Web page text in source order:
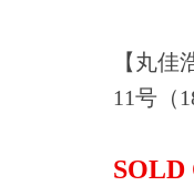
【丸佳
11号（
SOLD